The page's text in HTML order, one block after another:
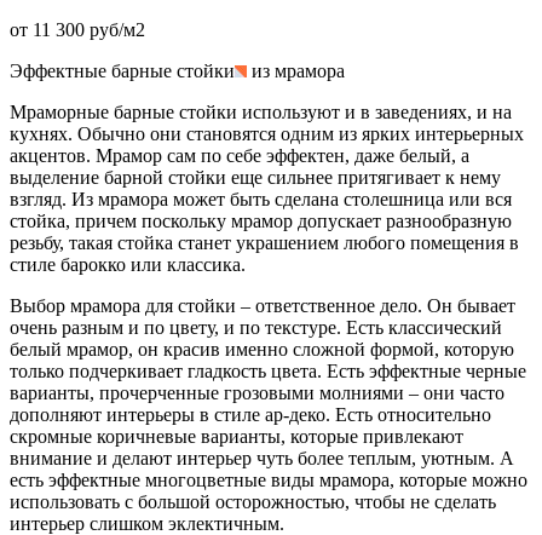
от 11 300 руб/м2
Эффектные барные стойки
из мрамора
Мраморные барные стойки используют и в заведениях, и на
кухнях. Обычно они становятся одним из ярких интерьерных
акцентов. Мрамор сам по себе эффектен, даже белый, а
выделение барной стойки еще сильнее притягивает к нему
взгляд. Из мрамора может быть сделана столешница или вся
стойка, причем поскольку мрамор допускает разнообразную
резьбу, такая стойка станет украшением любого помещения в
стиле барокко или классика.
Выбор мрамора для стойки – ответственное дело. Он бывает
очень разным и по цвету, и по текстуре. Есть классический
белый мрамор, он красив именно сложной формой, которую
только подчеркивает гладкость цвета. Есть эффектные черные
варианты, прочерченные грозовыми молниями – они часто
дополняют интерьеры в стиле ар-деко. Есть относительно
скромные коричневые варианты, которые привлекают
внимание и делают интерьер чуть более теплым, уютным. А
есть эффектные многоцветные виды мрамора, которые можно
использовать с большой осторожностью, чтобы не сделать
интерьер слишком эклектичным.